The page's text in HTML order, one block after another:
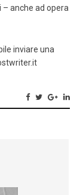
anche ad opera
inviare una